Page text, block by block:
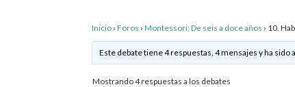
Inicio › Foros › Montessori: De seis a doce años › 10.
Este debate tiene 4 respuestas, 4 mensajes y ha sido
Mostrando 4 respuestas a los debates